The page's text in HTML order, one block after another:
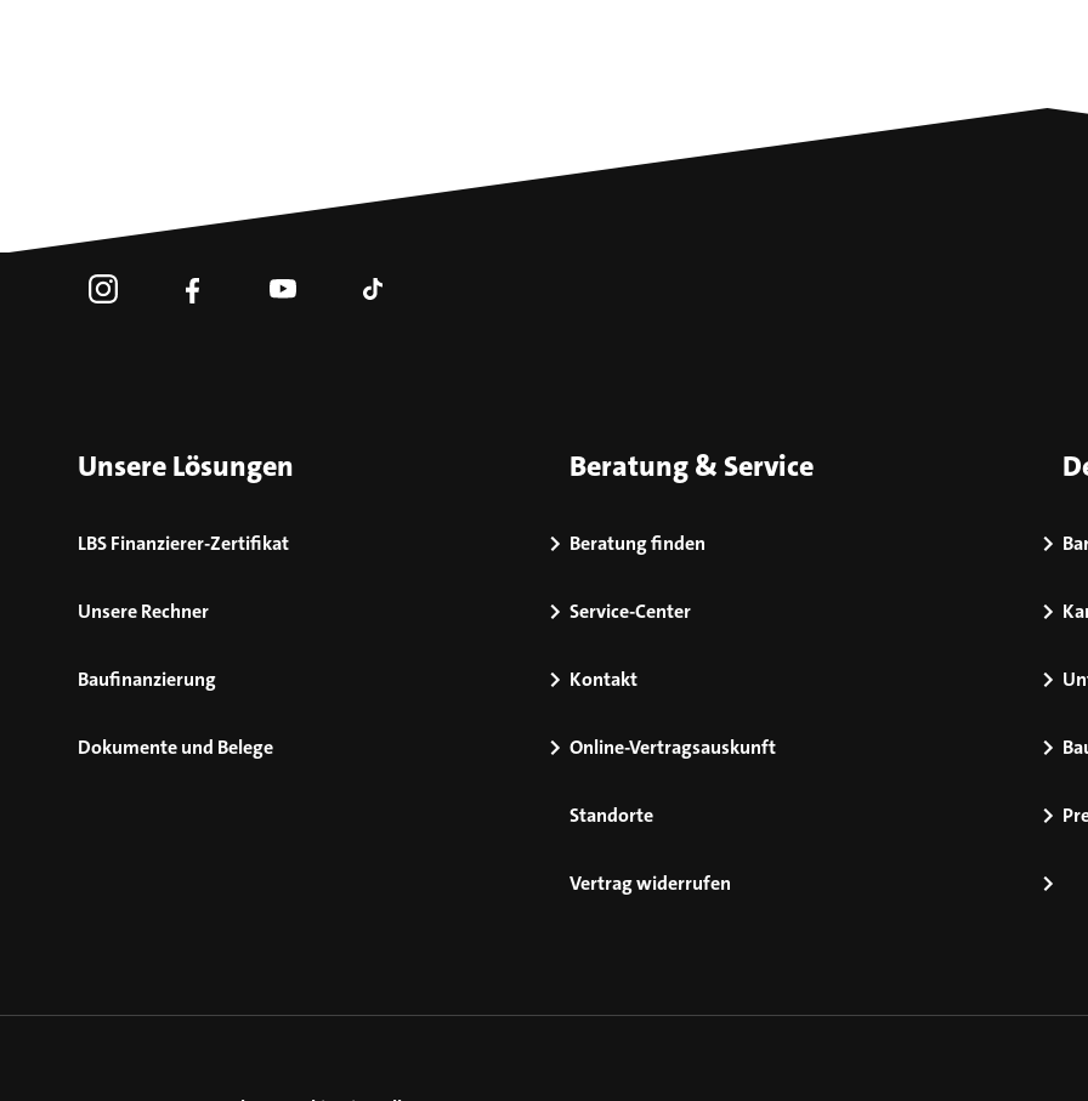
Unsere Lösungen
LBS Finanzierer-Zertifikat
Unsere Rechner
Baufinanzierung
Dokumente und Belege
Beratung & Service
Beratung finden
Service-Center
Kontakt
Online-Vertragsauskunft
Standorte
Vertrag widerrufen